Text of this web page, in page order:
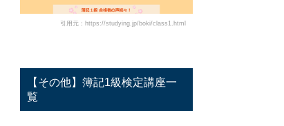
引用元：https://studying.jp/boki/class1.html
【その他】簿記1級検定講座一
覧